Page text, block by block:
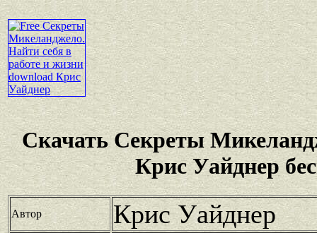
Скачать Секреты
Крис Уайднер
Автор Крис Уайднер